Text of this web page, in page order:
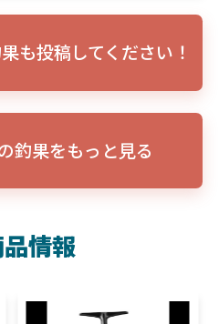
も投稿してください！
釣果をもっと見る
情報